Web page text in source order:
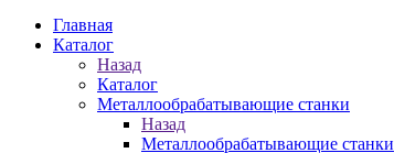
Главная
Каталог
Назад
Каталог
Металлообрабатывающие станки
Назад
Металлообрабатывающие станки